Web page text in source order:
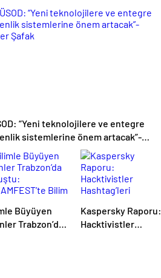
Saha Expo
Rekorlarla
Kapattı
sızdırıyorlar- Haber
Şafak
“Yeni teknolojilere ve entegre
sistemlerine önem artacak”-
Şafak
Büyüyen
Trabzon’da
Kaspersky Raporu:
Hacktivistler